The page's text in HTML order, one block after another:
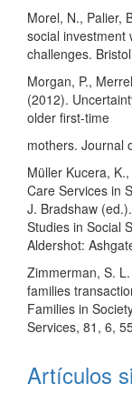
Morel, N., Palier,
social investment
challenges.
Morgan, P.,
(2012).
older first‐time
mothers. Journal
Müller Kucera,
Care Services in
J. Bradshaw
Studies in Social
Aldershot:
Zimmerman, S.
families
Families in
Services, 81, 6,
Artículos